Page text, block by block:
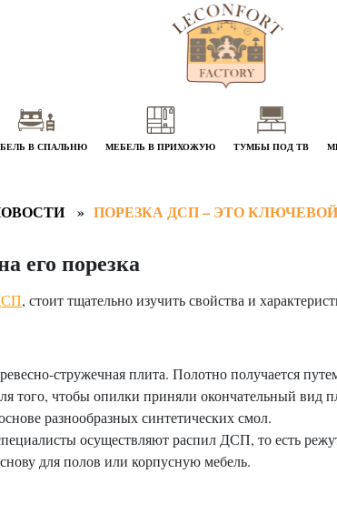
В СПАЛЬНЮ МЕБЕЛЬ В ПРИХОЖУЮ ТУМБЫ ПОД ТВ
ПОРЕЗКА ДСП – ЭТО
его порезка
, стоит тщательно изучить свойства и
стружечная плита. Полотно получается
того, чтобы опилки приняли окончательный
разнообразных синтетических смол.
осуществляют распил ДСП, то есть
для полов или корпусную мебель.